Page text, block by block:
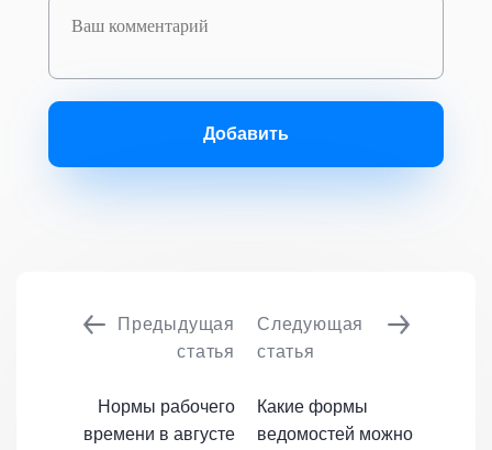
Добавить
Предыдущая
статья
Нормы рабочего
времени в августе
Следующая
статья
Какие формы
ведомостей можно